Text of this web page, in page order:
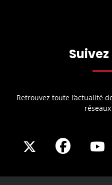
Suivez
Retrouvez toute l’actualité
Share
X
Share
Facebook